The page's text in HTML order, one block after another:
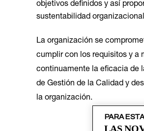
objetivos definidos y así
sustentabilidad
La organización se
cumplir con los requisitos y a
continuamente la eficacia de
de Gestión de la Calidad y
la organización.
PARA
LAS